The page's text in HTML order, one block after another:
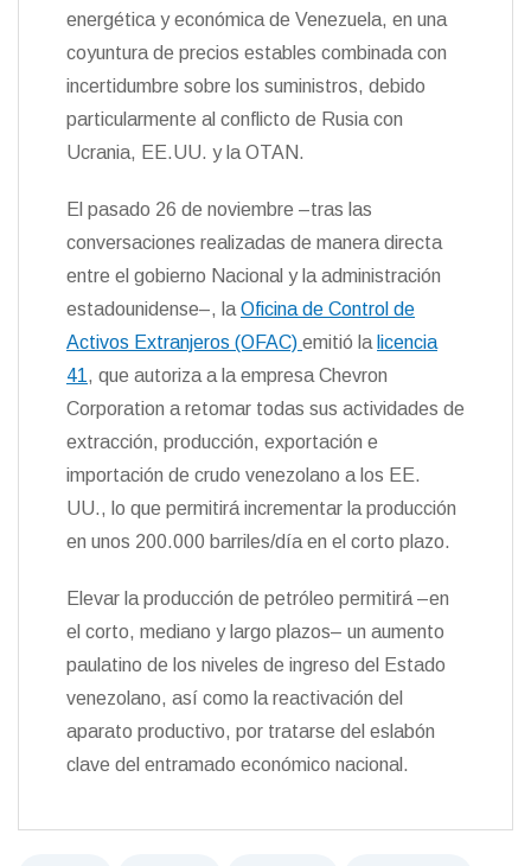
energética y económica de Venezuela, en una
coyuntura de precios estables combinada con
incertidumbre sobre los suministros, debido
particularmente al conflicto de Rusia con
Ucrania, EE.UU. y la OTAN.
El pasado 26 de noviembre –tras las
conversaciones realizadas de manera directa
entre el gobierno Nacional y la administración
estadounidense–, la Oficina de Control de
Activos Extranjeros (OFAC) emitió la licencia
41, que autoriza a la empresa Chevron
Corporation a retomar todas sus actividades de
extracción, producción, exportación e
importación de crudo venezolano a los EE.
UU., lo que permitirá incrementar la producción
en unos 200.000 barriles/día en el corto plazo.
Elevar la producción de petróleo permitirá –en
el corto, mediano y largo plazos– un aumento
paulatino de los niveles de ingreso del Estado
venezolano, así como la reactivación del
aparato productivo, por tratarse del eslabón
clave del entramado económico nacional.